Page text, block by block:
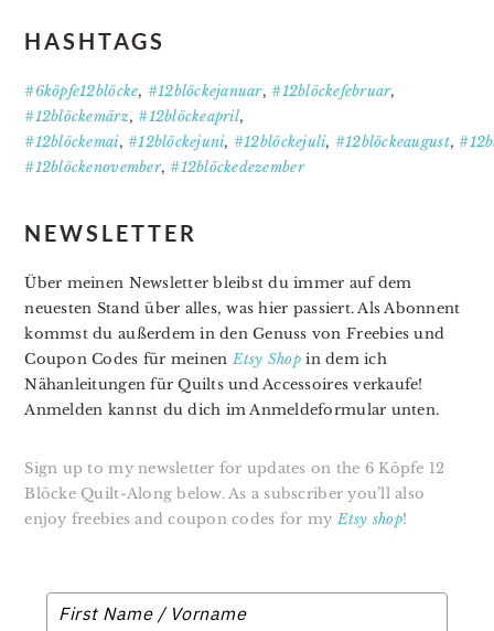
HASHTAGS
#6köpfe12blöcke, #12blöckejanuar, #12blöckefebruar,
#12blöckemärz, #12blöckeapril,
#12blöckemai, #12blöckejuni, #12blöckejuli, #12blöckeaugust,
#12blöckenovember, #12blöckedezember
NEWSLETTER
Über meinen Newsletter bleibst du immer auf dem
neuesten Stand über alles, was hier passiert. Als Abonnent
kommst du außerdem in den Genuss von Freebies und
Coupon Codes für meinenEtsy Shopin dem ich
Nähanleitungen für Quilts und Accessoires verkaufe!
Anmelden kannst du dich im Anmeldeformular unten.
Sign up to my newsletter for updates on the 6 Köpfe 12
Blöcke Quilt-Along below. As a subscriber you’ll also
enjoy freebies and coupon codes for myEtsy shop!